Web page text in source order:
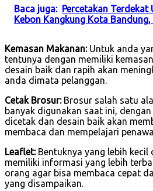
Baca juga: Percetakan Terdekat
Kebon Kangkung Kota Bandung,
Kemasan Makanan:Untuk anda
tentunya dengan memiliki
desain baik dan rapih akan
anda dimata pelanggan.
Cetak Brosur:Brosur salah satu
banyak digunakan saat ini,
dicetak dan desain baik akan
membaca dan mempelajari
Leaflet:Bentuknya yang lebih kecil
memiliki informasi yang lebih
orang agar bisa membaca cepat
yang disampaikan.